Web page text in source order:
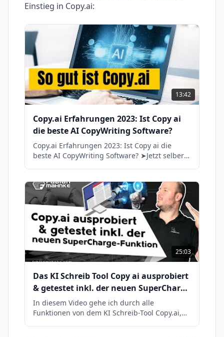
Einstieg in Copy.ai:
13:42
Copy.ai Erfahrungen 2023: Ist Copy ai
die beste AI CopyWriting Software?
Copy.ai Erfahrungen 2023: Ist Copy ai die
beste AI CopyWriting Software? ➤Jetzt selber
nachlesen: https://www.seo-tech.de/copy-ai-
erfahrungen/ Abonniere unseren Kanal, damit
du nichts mehr verpasst: ➤
https://www.youtube.com/channel/
sub_confirmation=1 ➤ Kostenloses Gespräch
für mehr Tipps: https://www.seo-
tech.de/kennenlernen30min ------------------------
---------------------------------------------------------------
➤ Mehr Artikel dazu auf https://www.seo-
tech.de Meine Tools: ➤ AIO, Content Analyse
und Tracking: https://www.seo-
tech.de/go/seobility * ➤ AIO, Onpage &
Offpage Analyse: https://www.seo-
25:03
Das KI Schreib Tool Copy ai ausprobiert
& getestet inkl. der neuen SuperCharge
Funktion! Hat was!
In diesem Video gehe ich durch alle
Funktionen von dem KI Schreib-Tool Copy.ai,